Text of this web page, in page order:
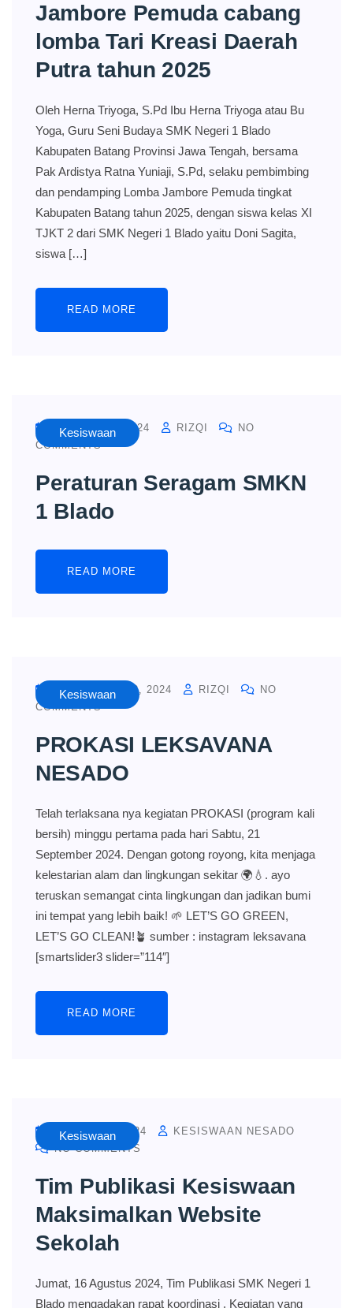
Jambore Pemuda cabang
lomba Tari Kreasi Daerah
Putra tahun 2025
Oleh Herna Triyoga, S.Pd Ibu Herna Triyoga atau Bu
Yoga, Guru Seni Budaya SMK Negeri 1 Blado
Kabupaten Batang Provinsi Jawa Tengah, bersama
Pak Ardistya Ratna Yuniaji, S.Pd, selaku pembimbing
dan pendamping Lomba Jambore Pemuda tingkat
Kabupaten Batang tahun 2025, dengan siswa kelas XI
TJKT 2 dari SMK Negeri 1 Blado yaitu Doni Sagita,
siswa […]
READ MORE
Kesiswaan
OCTOBER 9, 2024 RIZQI
NO
COMMENTS
Peraturan Seragam SMKN
1 Blado
READ MORE
Kesiswaan
SEPTEMBER 23, 2024 RIZQI
NO
COMMENTS
PROKASI LEKSAVANA
NESADO
Telah terlaksana nya kegiatan PROKASI (program kali
bersih) minggu pertama pada hari Sabtu, 21
September 2024. Dengan gotong royong, kita menjaga
kelestarian alam dan lingkungan sekitar 🌍💧. ayo
teruskan semangat cinta lingkungan dan jadikan bumi
ini tempat yang lebih baik! 🌱 LET’S GO GREEN,
LET’S GO CLEAN!🪴 sumber : instagram leksavana
[smartslider3 slider=”114″]
READ MORE
Kesiswaan
AUGUST 16, 2024
KESISWAAN NESADO
NO COMMENTS
Tim Publikasi Kesiswaan
Maksimalkan Website
Sekolah
Jumat, 16 Agustus 2024, Tim Publikasi SMK Negeri 1
Blado mengadakan rapat koordinasi . Kegiatan yang